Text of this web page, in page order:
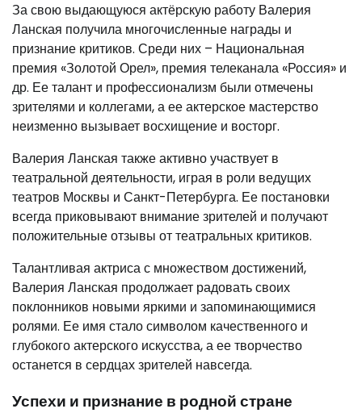
За свою выдающуюся актёрскую работу Валерия
Ланская получила многочисленные награды и
признание критиков. Среди них – Национальная
премия «Золотой Орел», премия телеканала «Россия» и
др. Ее талант и профессионализм были отмечены
зрителями и коллегами, а ее актерское мастерство
неизменно вызывает восхищение и восторг.
Валерия Ланская также активно участвует в
театральной деятельности, играя в роли ведущих
театров Москвы и Санкт-Петербурга. Ее постановки
всегда приковывают внимание зрителей и получают
положительные отзывы от театральных критиков.
Талантливая актриса с множеством достижений,
Валерия Ланская продолжает радовать своих
поклонников новыми яркими и запоминающимися
ролями. Ее имя стало символом качественного и
глубокого актерского искусства, а ее творчество
останется в сердцах зрителей навсегда.
Успехи и признание в родной стране